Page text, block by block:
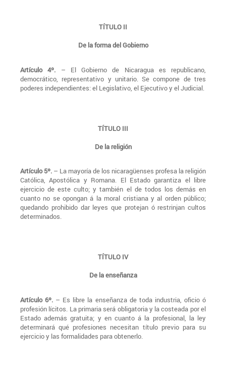
TÍTULO II
De la forma del Gobierno
Artículo 4º. – El Gobierno de Nicaragua es republicano,
democrático, representativo y unitario. Se compone de tres
poderes independientes: el Legislativo, el Ejecutivo y el Judicial.
TÍTULO III
De la religión
Artículo 5º. – La mayoría de los nicaragüenses profesa la religión
Católica, Apostólica y Romana. El Estado garantiza el libre
ejercicio de este culto; y también el de todos los demás en
cuanto no se opongan á la moral cristiana y al orden público;
quedando prohibido dar leyes que protejan ó restrinjan cultos
determinados.
TÍTULO IV
De la enseñanza
Artículo 6º. – Es libre la enseñanza de toda industria, oficio ó
profesión lícitos. La primaria será obligatoria y la costeada por el
Estado además gratuita; y en cuanto á la profesional, la ley
determinará qué profesiones necesitan título previo para su
ejercicio y las formalidades para obtenerlo.